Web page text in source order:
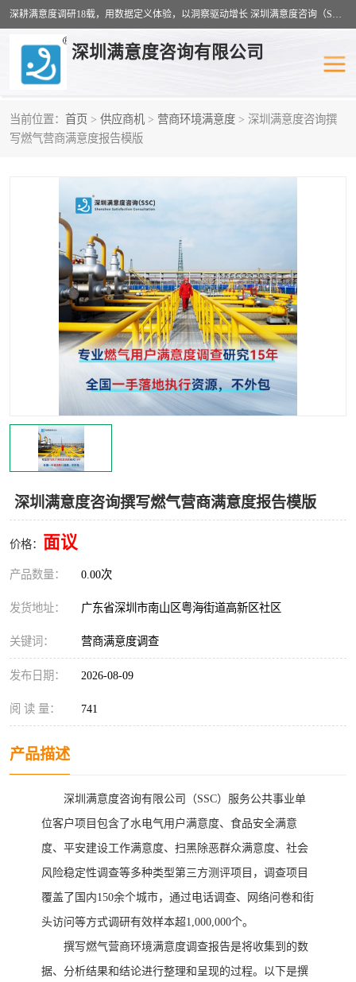
深耕满意度调研18载，用数据定义体验，以洞察驱动增长 深圳满意度咨询（SSC）：十八年专注，丈量每一份体验。
深圳满意度咨询有限公司
当前位置： 首页 > 供应商机 > 营商环境满意度 > 深圳满意度咨询撰
写燃气营商满意度报告模版
深圳满意度咨询撰写燃气营商满意度报告模版
价格： 面议
产品数量： 0.00次
发货地址： 广东省深圳市南山区粤海街道高新区社区
关键词： 营商满意度调查
发布日期： 2026-08-09
阅 读 量： 741
产品描述
深圳满意度咨询有限公司（SSC）服务公共事业单
位客户项目 包含了水电气用户满意度、 食品安全满意
度、平安建设工作满意度、扫黑除恶群众满意度、 社会
风险稳定性调查等多种类型第三方测评项目 ，调查项目
覆盖了国内150余个城市，通过电话调查、网络问卷和街
头访问 等方式调研有效样本超1,000,000个。
撰写燃气营商环境满意度调查报告是将收集到的数
据、分析结果和结论进行整理和呈现的过程。以下是撰
物业满意度调查
客户满意度调查 医疗服务业满意度
公共事务满意度调查
营商环境满意度
服务满意度调查 汽车行业满意度